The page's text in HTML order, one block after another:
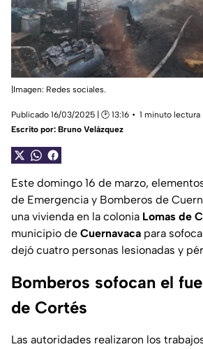
|Imagen: Redes sociales.
Publicado 16/03/2025 | 🕑 13:16
1 minuto lectura
Escrito por: Bruno Velázquez
Este domingo 16 de marzo,
de Emergencia y Bomberos de
una vivienda en la colonia Lomas de
municipio de Cuernavaca para
dejó cuatro personas lesionadas y
Bomberos sofocan el
de Cortés
Las autoridades realizaron los